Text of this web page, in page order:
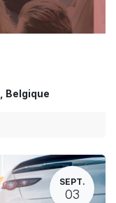
Belgique
SEPT.
03